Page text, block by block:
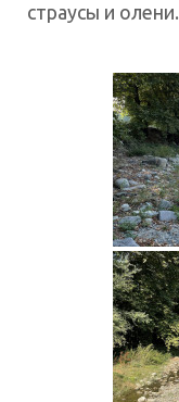
страусы и олени.